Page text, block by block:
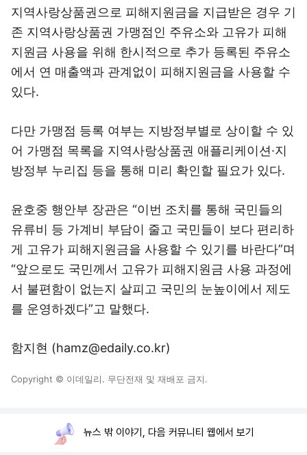
지역사랑상품권으로 피해지원금을 지급받은 경우 기
존 지역사랑상품권 가맹점인 주유소와 고유가 피해
지원금 사용을 위해 한시적으로 추가 등록된 주유소
에서 연 매출액과 관계없이 피해지원금을 사용할 수
있다.
다만 가맹점 등록 여부는 지방정부별로 상이할 수 있
어 가맹점 목록을 지역사랑상품권 애플리케이션·지
방정부 누리집 등을 통해 미리 확인할 필요가 있다.
윤호중 행안부 장관은 “이번 조치를 통해 국민들의
유류비 등 가계비 부담이 줄고 국민들이 보다 편리하
게 고유가 피해지원금을 사용할 수 있기를 바란다”며
“앞으로도 국민께서 고유가 피해지원금 사용 과정에
서 불편함이 없는지 살피고 국민의 눈높이에서 제도
를 운영하겠다”고 말했다.
함지현 (hamz@edaily.co.kr)
Copyright © 이데일리. 무단전재 및 재배포 금지.
뉴스 밖 이야기, 다음 커뮤니티 웹에서 보기